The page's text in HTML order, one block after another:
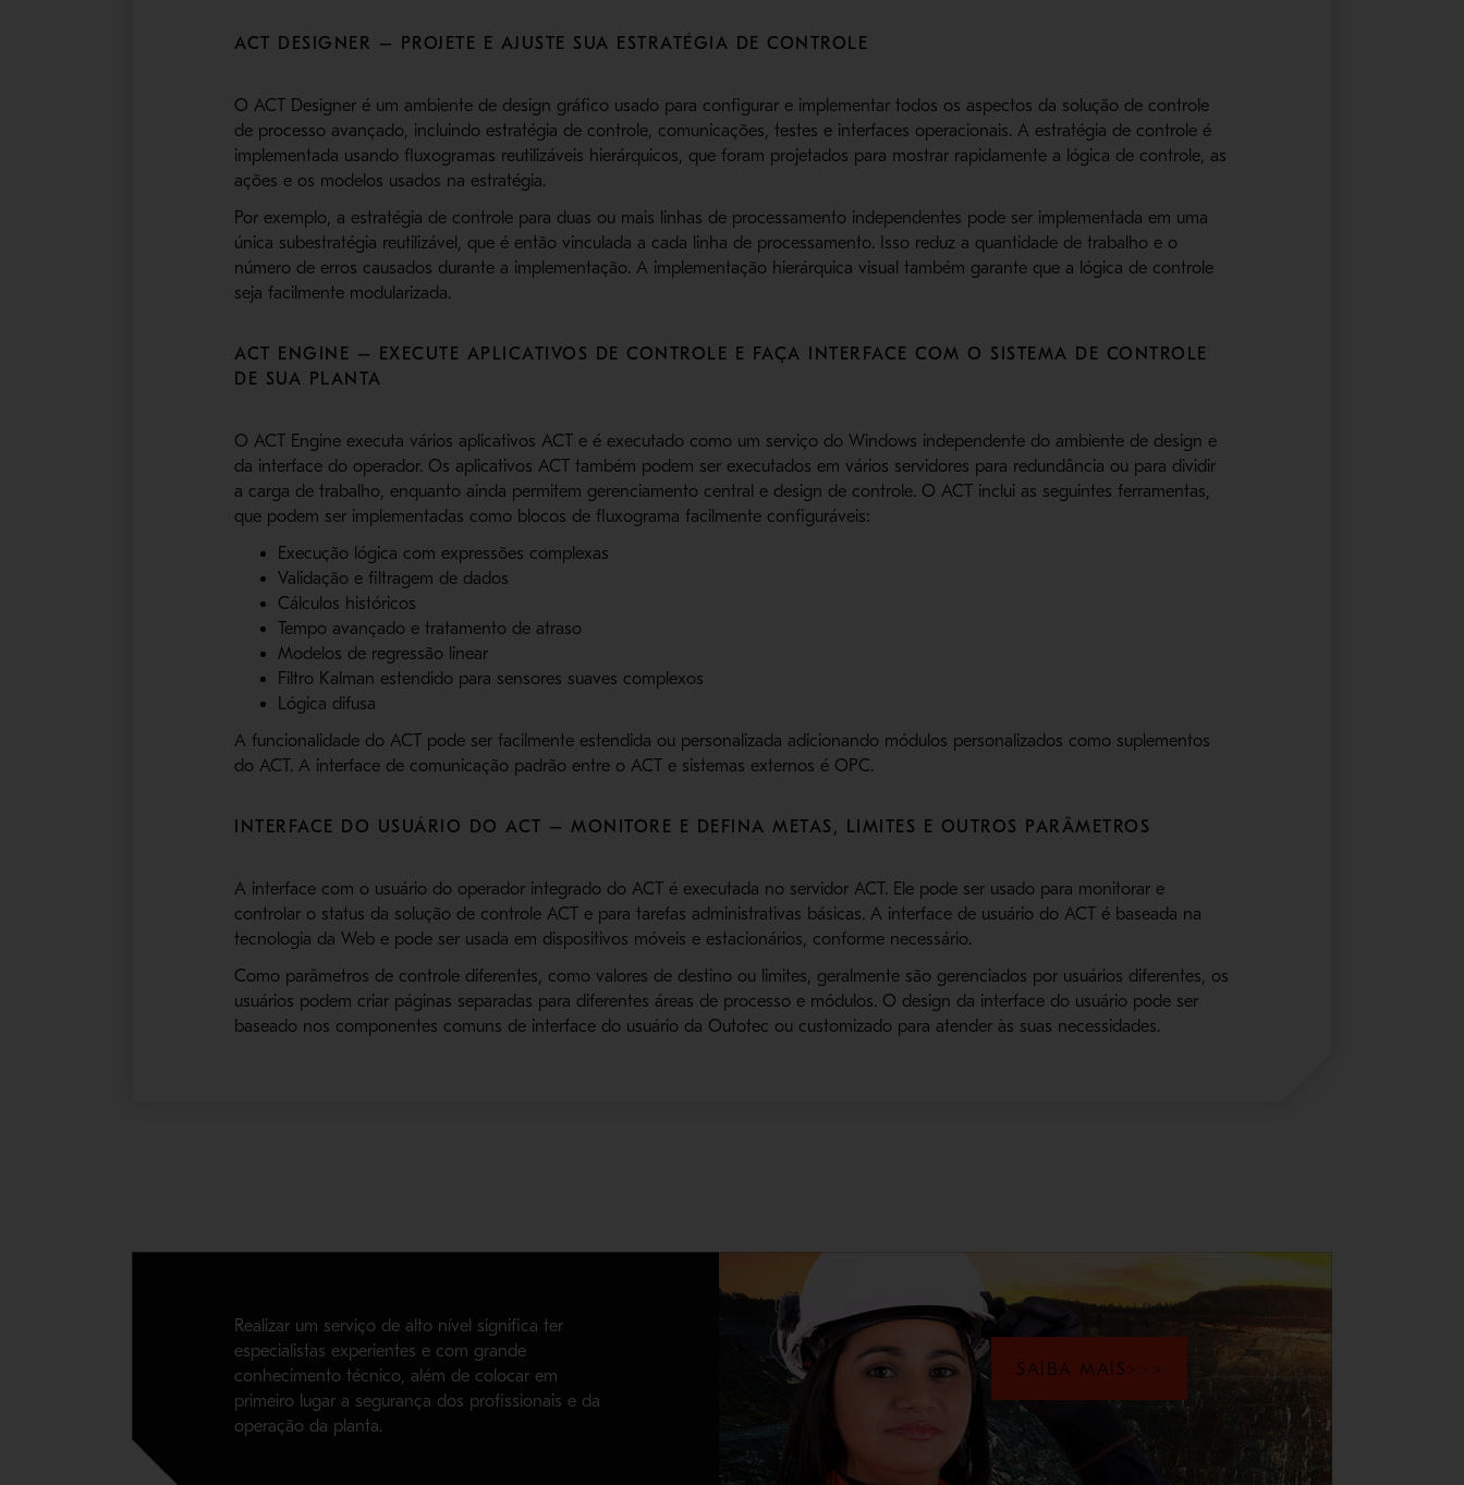
ACT DESIGNER – PROJETE E AJUSTE SUA ESTRATÉGIA DE CONTROLE
O ACT Designer é um ambiente de design gráfico usado para configurar e implementar todos os aspectos da solução de controle
de processo avançado, incluindo estratégia de controle, comunicações, testes e interfaces operacionais. A estratégia de controle é
implementada usando fluxogramas reutilizáveis ​​hierárquicos, que foram projetados para mostrar rapidamente a lógica de controle, as
ações e os modelos usados ​​na estratégia.
Por exemplo, a estratégia de controle para duas ou mais linhas de processamento independentes pode ser implementada em uma
única subestratégia reutilizável, que é então vinculada a cada linha de processamento. Isso reduz a quantidade de trabalho e o
número de erros causados ​​durante a implementação. A implementação hierárquica visual também garante que a lógica de controle
seja facilmente modularizada.
ACT ENGINE – EXECUTE APLICATIVOS DE CONTROLE E FAÇA INTERFACE COM O SISTEMA DE CONTROLE
DE SUA PLANTA
O ACT Engine executa vários aplicativos ACT e é executado como um serviço do Windows independente do ambiente de design e
da interface do operador. Os aplicativos ACT também podem ser executados em vários servidores para redundância ou para dividir
a carga de trabalho, enquanto ainda permitem gerenciamento central e design de controle. O ACT inclui as seguintes ferramentas,
que podem ser implementadas como blocos de fluxograma facilmente configuráveis:
Execução lógica com expressões complexas
Validação e filtragem de dados
Cálculos históricos
Tempo avançado e tratamento de atraso
Modelos de regressão linear
Filtro Kalman estendido para sensores suaves complexos
Lógica difusa
A funcionalidade do ACT pode ser facilmente estendida ou personalizada adicionando módulos personalizados como suplementos
do ACT. A interface de comunicação padrão entre o ACT e sistemas externos é OPC.
INTERFACE DO USUÁRIO DO ACT – MONITORE E DEFINA METAS, LIMITES E OUTROS PARÂMETROS
A interface com o usuário do operador integrado do ACT é executada no servidor ACT. Ele pode ser usado para monitorar e
controlar o status da solução de controle ACT e para tarefas administrativas básicas. A interface de usuário do ACT é baseada na
tecnologia da Web e pode ser usada em dispositivos móveis e estacionários, conforme necessário.
Como parâmetros de controle diferentes, como valores de destino ou limites, geralmente são gerenciados por usuários diferentes, os
usuários podem criar páginas separadas para diferentes áreas de processo e módulos. O design da interface do usuário pode ser
baseado nos componentes comuns de interface do usuário da Outotec ou customizado para atender às suas necessidades.
Realizar um serviço de alto nível significa ter
especialistas experientes e com grande
conhecimento técnico, além de colocar em
primeiro lugar a segurança dos profissionais e da
operação da planta.
SAIBA MAIS>>>